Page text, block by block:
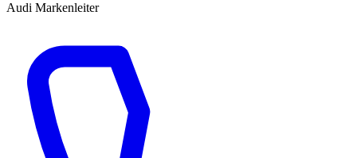
Audi Markenleiter